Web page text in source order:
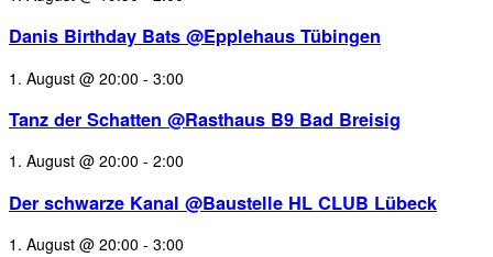
Danis Birthday Bats @Epplehaus Tübingen
1. August @ 20:00 - 3:00
Tanz der Schatten @Rasthaus B9 Bad Breisig
1. August @ 20:00 - 2:00
Der schwarze Kanal @Baustelle HL CLUB Lübeck
1. August @ 20:00 - 3:00